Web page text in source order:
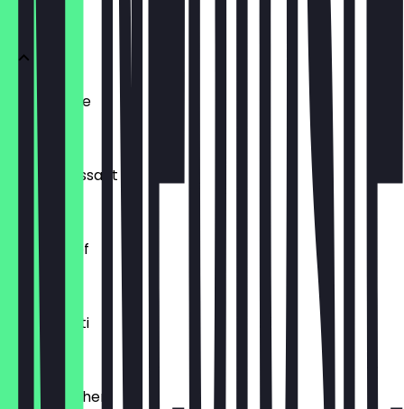
BRÖTCHEN
Ofenfrische
€ 0,54
Buttercroissant
€ 1,80
Laugenzopf
€ 1,20
Dinkelkrusti
€ 1,10
Käsebrötchen